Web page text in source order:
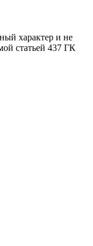
характер и не
статьей 437 ГК